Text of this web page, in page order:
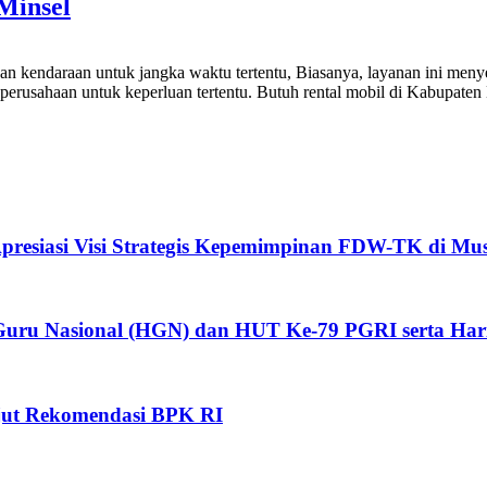
kendaraan untuk jangka waktu tertentu, Biasanya, layanan ini
untuk keperluan tertentu. Butuh rental mobil di
Visi Strategis Kepemimpinan FDW-TK di
Nasional (HGN) dan HUT Ke-79 PGRI serta
Rekomendasi BPK RI